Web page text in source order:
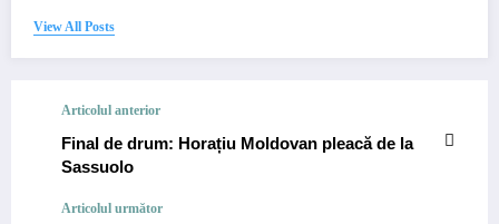
View All Posts
Articolul anterior
Final de drum: Horațiu Moldovan pleacă de la
Sassuolo
Articolul următor